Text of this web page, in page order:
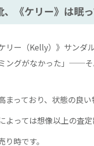
《ケリー》は眠
ー（Kelly）》サンダル
ングがなかった」──
っており、状態の良
っては想像以上の査定
時です。